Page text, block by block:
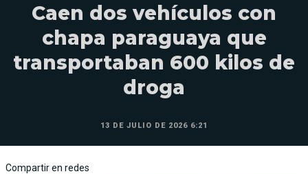
Caen dos vehículos con
chapa paraguaya que
transportaban 600 kilos de
droga
13 DE JULIO DE 2026 6:21
Compartir en redes